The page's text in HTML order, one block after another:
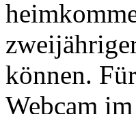
können.
Webcam